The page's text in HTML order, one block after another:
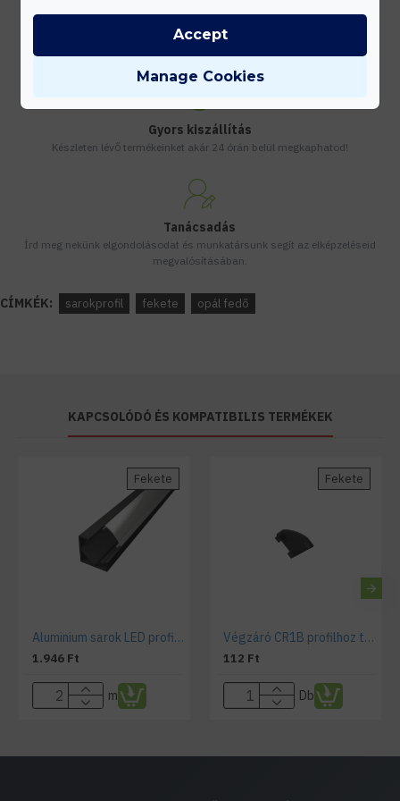
Kedvezmények
Gyors kiszállítás
Készleten lévő termékeinket akár 24 órán belül megkaphatod!
Tanácsadás
Írd meg nekünk elgondolásodat és munkatársunk segít az elképzeléseid
megvalósításában.
CÍMKÉK: sarokprofil fekete opál fedő
KAPCSOLÓDÓ ÉS KOMPATIBILIS TERMÉKEK
Fekete
Aluminium sarok LED profil CR1B fekete, víztiszta fedővel
1.946 Ft
m
Fekete
Végzáró CR1B profilhoz teli
112 Ft
Db
Manage Cookies
Accept